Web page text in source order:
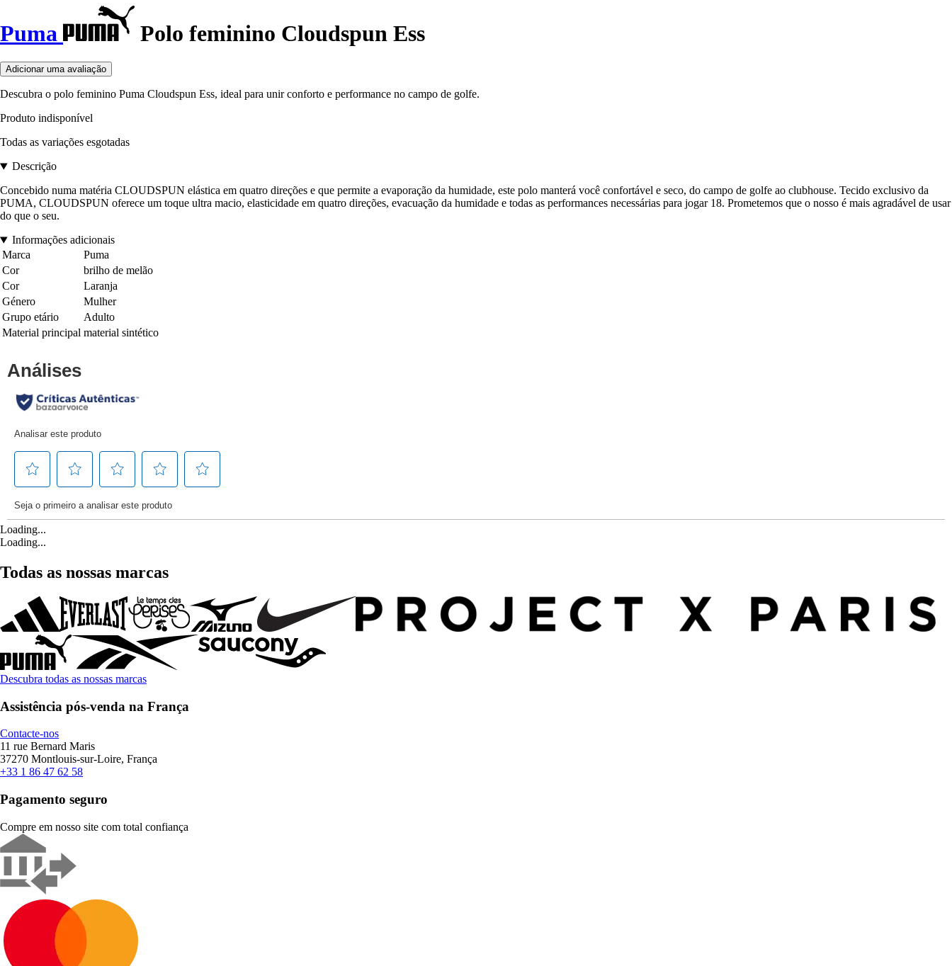
Puma Polo feminino Cloudspun Ess
Adicionar uma avaliação
Descubra o polo feminino Puma Cloudspun Ess, ideal para unir conforto e performance no campo de golfe.
Produto indisponível
Todas as variações esgotadas
Descrição
Concebido numa matéria CLOUDSPUN elástica em quatro direções e que permite a evaporação da humidade, este polo manterá você confortável e seco, do campo de golfe ao clubhouse. Tecido exclusivo da
PUMA, CLOUDSPUN oferece um toque ultra macio, elasticidade em quatro direções, evacuação da humidade e todas as performances necessárias para jogar 18. Prometemos que o nosso é mais agradável de usar
do que o seu.
Informações adicionais
Marca
Puma
Cor
brilho de melão
Cor
Laranja
Género
Mulher
Grupo etário
Adulto
Material principal material sintético
Loading...
Loading...
Todas as nossas marcas
Descubra todas as nossas marcas
Assistência pós-venda na França
Contacte-nos
11 rue Bernard Maris
37270 Montlouis-sur-Loire, França
+33 1 86 47 62 58
Pagamento seguro
Compre em nosso site com total confiança